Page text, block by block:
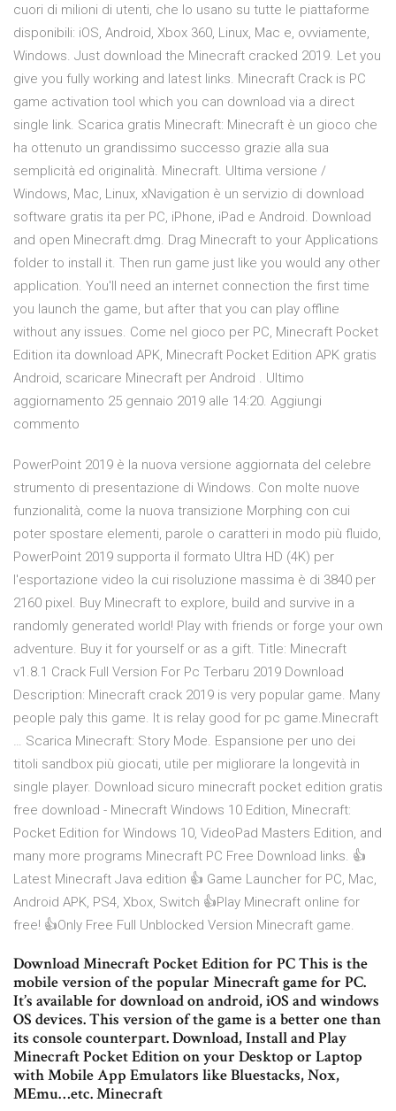
cuori di milioni di utenti, che lo usano su tutte le piattaforme
disponibili: iOS, Android, Xbox 360, Linux, Mac e, ovviamente,
Windows. Just download the Minecraft cracked 2019. Let you
give you fully working and latest links. Minecraft Crack is PC
game activation tool which you can download via a direct
single link. Scarica gratis Minecraft: Minecraft è un gioco che
ha ottenuto un grandissimo successo grazie alla sua
semplicità ed originalità. Minecraft. Ultima versione /
Windows, Mac, Linux, xNavigation è un servizio di download
software gratis ita per PC, iPhone, iPad e Android. Download
and open Minecraft.dmg. Drag Minecraft to your Applications
folder to install it. Then run game just like you would any other
application. You'll need an internet connection the first time
you launch the game, but after that you can play offline
without any issues. Come nel gioco per PC, Minecraft Pocket
Edition ita download APK, Minecraft Pocket Edition APK gratis
Android, scaricare Minecraft per Android . Ultimo
aggiornamento 25 gennaio 2019 alle 14:20. Aggiungi
commento
PowerPoint 2019 è la nuova versione aggiornata del celebre
strumento di presentazione di Windows. Con molte nuove
funzionalità, come la nuova transizione Morphing con cui
poter spostare elementi, parole o caratteri in modo più fluido,
PowerPoint 2019 supporta il formato Ultra HD (4K) per
l'esportazione video la cui risoluzione massima è di 3840 per
2160 pixel. Buy Minecraft to explore, build and survive in a
randomly generated world! Play with friends or forge your own
adventure. Buy it for yourself or as a gift. Title: Minecraft
v1.8.1 Crack Full Version For Pc Terbaru 2019 Download
Description: Minecraft crack 2019 is very popular game. Many
people paly this game. It is relay good for pc game.Minecraft
… Scarica Minecraft: Story Mode. Espansione per uno dei
titoli sandbox più giocati, utile per migliorare la longevità in
single player. Download sicuro minecraft pocket edition gratis
free download - Minecraft Windows 10 Edition, Minecraft:
Pocket Edition for Windows 10, VideoPad Masters Edition, and
many more programs Minecraft PC Free Download links. 👍
Latest Minecraft Java edition 👍 Game Launcher for PC, Mac,
Android APK, PS4, Xbox, Switch 👍Play Minecraft online for
free! 👍Only Free Full Unblocked Version Minecraft game.
Download Minecraft Pocket Edition for PC This is the
mobile version of the popular Minecraft game for PC.
It’s available for download on android, iOS and windows
OS devices. This version of the game is a better one than
its console counterpart. Download, Install and Play
Minecraft Pocket Edition on your Desktop or Laptop
with Mobile App Emulators like Bluestacks, Nox,
MEmu…etc. Minecraft